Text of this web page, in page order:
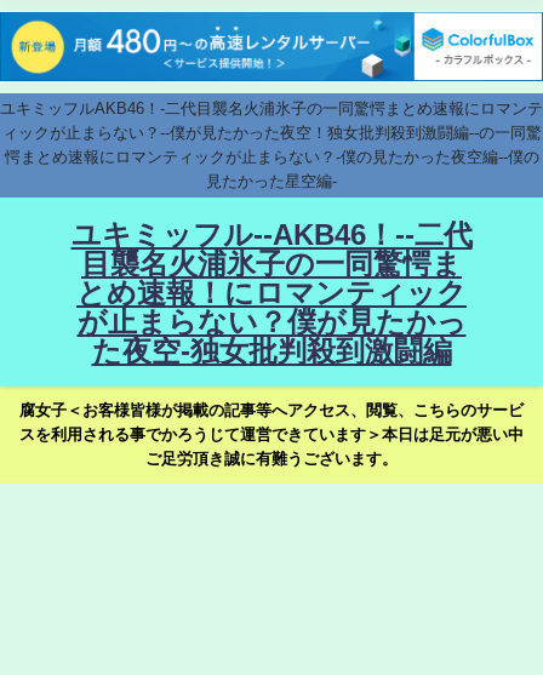
ユキミッフルAKB46！-二代目襲名火浦氷子の一同驚愕まとめ速報にロマンテ
ィックが止まらない？--僕が見たかった夜空！独女批判殺到激闘編--の一同驚
愕まとめ速報にロマンティックが止まらない？-僕の見たかった夜空編--僕の
見たかった星空編-
ユキミッフル--AKB46！--二代
目襲名火浦氷子の一同驚愕ま
とめ速報！にロマンティック
が止まらない？僕が見たかっ
た夜空-独女批判殺到激闘編
腐女子＜お客様皆様が掲載の記事等へアクセス、閲覧、こちらのサービ
スを利用される事でかろうじて運営できています＞本日は足元が悪い中
ご足労頂き誠に有難うございます。